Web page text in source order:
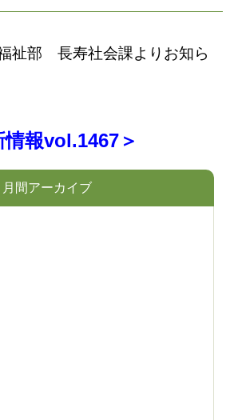
祉部 長寿社会課よりお知ら
情報vol.1467＞
月間アーカイブ